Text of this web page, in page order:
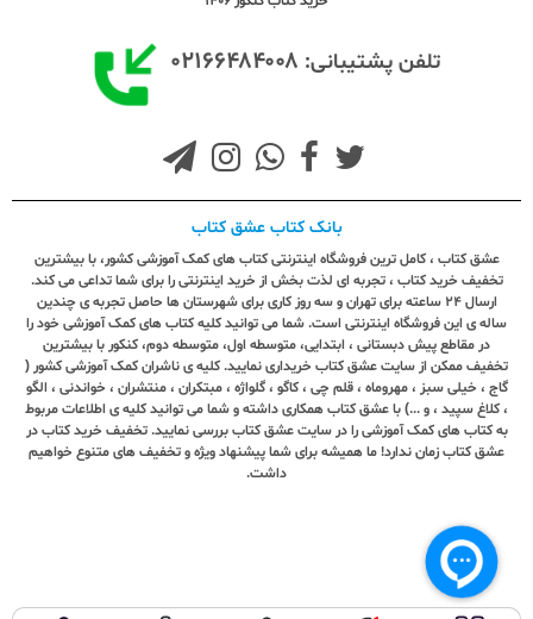
تلفن پشتیبانی: ۰۲۱۶۶۴۸۴۰۰۸
بانک کتاب عشق کتاب
عشق کتاب ، کامل ترین فروشگاه اینترنتی کتاب های کمک آموزشی کشور، با بیشترین
تخفیف خرید کتاب ، تجربه ای لذت بخش از خرید اینترنتی را برای شما تداعی می کند.
ارسال ٢٤ ساعته برای تهران و سه روز کاری برای شهرستان ها حاصل تجربه ی چندین
ساله ی این فروشگاه اینترنتی است. شما می توانید کلیه کتاب های کمک آموزشی خود را
در مقاطع پیش دبستانی ، ابتدایی، متوسطه اول، متوسطه دوم، کنکور با بیشترین
تخفیف ممکن از سایت عشق کتاب خریداری نمایید. کلیه ی ناشران کمک آموزشی کشور (
گاج ، خیلی سبز ، مهروماه ، قلم چی ، کاگو ، گلواژه ، مبتکران ، منتشران ، خواندنی ، الگو
، کلاغ سپید ، و ...) با عشق کتاب همکاری داشته و شما می توانید کلیه ی اطلاعات مربوط
به کتاب های کمک آموزشی را در سایت عشق کتاب بررسی نمایید. تخفیف خرید کتاب در
عشق کتاب زمان ندارد! ما همیشه برای شما پیشنهاد ویژه و تخفیف های متنوع خواهیم
داشت.